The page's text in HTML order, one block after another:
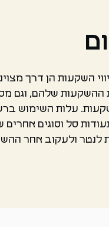
השקעות הן דרך
ההשקעות שלהם, וגם
עלות השימוש
סל וסוגים
לנטר ולעקוב אחר